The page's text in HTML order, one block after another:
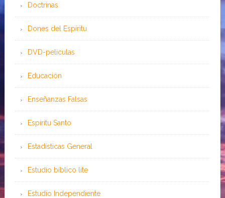
Doctrinas
Dones del Espíritu
DVD-peliculas
Educación
Enseñanzas Falsas
Espíritu Santo
Estadísticas General
Estudio bíblico lite
Estudio Independiente